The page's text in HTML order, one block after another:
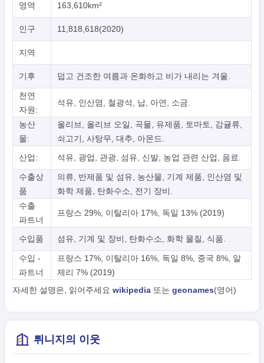
영역 163,610km²
인구 11,818,618(2020)
지역
기후 덥고 건조한 여름과 온화하고 비가 내리는 겨울.
천연
자원:
석유, 인산염, 철광석, 납, 아연, 소금.
농산
물:
올리브, 올리브 오일, 곡물, 유제품, 토마토, 감귤류,
쇠고기, 사탕무, 대추, 아몬드.
산업:
석유, 광업, 관광, 섬유, 신발, 농업 관련 산업, 음료.
수출상
품
의류, 반제품 및 섬유, 농산물, 기계 제품, 인산염 및
화학 제품, 탄화수소, 전기 장비.
수출
파트너
프랑스 29%, 이탈리아 17%, 독일 13% (2019)
수입품 섬유, 기계 및 장비, 탄화수소, 화학 물질, 식품.
수입 -
파트너
프랑스 17%, 이탈리아 16%, 독일 8%, 중국 8%, 알
제리 7% (2019)
자세한 설명은, 읽어주세요 wikipedia또는 geonames(영어)
튀니지의 이웃